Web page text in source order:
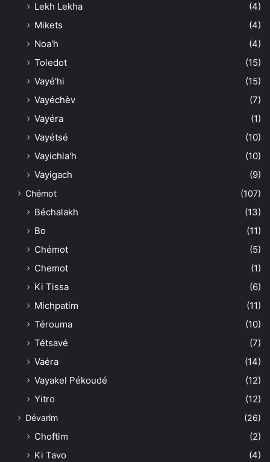
Lekh Lekha
(4)
Mikets
(4)
Noa'h
(4)
Toledot
(15)
Vayé'hi
(15)
Vayéchèv
(7)
Vayéra
(1)
Vayétsé
(10)
Vayichla'h
(10)
Vayigach
(9)
Chémot (107)
Béchalakh
(13)
Bo
(11)
Chémot
(5)
Chemot
(1)
Ki Tissa
(6)
Michpatim
(11)
Térouma
(10)
Tétsavé
(7)
Vaéra
(14)
Vayakel Pékoudé
(12)
Yitro
(12)
Dévarim (26)
Choftim
(2)
Ki Tavo
(4)